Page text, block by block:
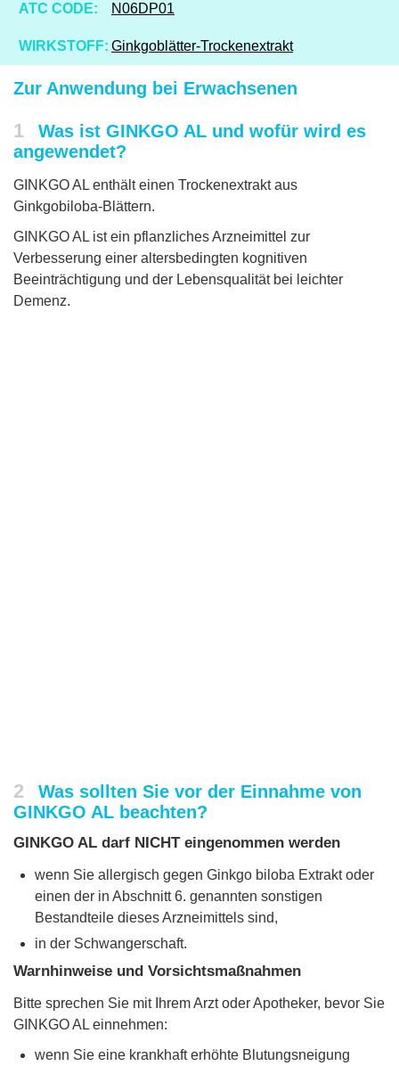
ATC CODE: N06DP01
WIRKSTOFF: Ginkgoblätter-Trockenextrakt
Zur Anwendung bei Erwachsenen
1
Was ist GINKGO AL und wofür wird es
angewendet?
GINKGO AL enthält einen Trockenextrakt aus
Ginkgobiloba-Blättern.
GINKGO AL ist ein pflanzliches Arzneimittel zur
Verbesserung einer altersbedingten kognitiven
Beeinträchtigung und der Lebensqualität bei leichter
Demenz.
2
Was sollten Sie vor der Einnahme von
GINKGO AL beachten?
GINKGO AL darf NICHT eingenommen werden
wenn Sie allergisch gegen Ginkgo biloba Extrakt oder
einen der in Abschnitt 6. genannten sonstigen
Bestandteile dieses Arzneimittels sind,
in der Schwangerschaft.
Warnhinweise und Vorsichtsmaßnahmen
Bitte sprechen Sie mit Ihrem Arzt oder Apotheker, bevor Sie
GINKGO AL einnehmen:
wenn Sie eine krankhaft erhöhte Blutungsneigung